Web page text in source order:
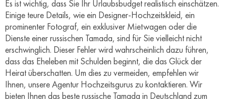
Es ist wichtig, dass Sie Ihr Urlaubsbudget realistisch einschätzen.
Einige teure Details, wie ein Designer-Hochzeitskleid, ein
prominenter Fotograf, ein exklusiver Mietwagen oder die
Dienste einer russischen Tamada, sind für Sie vielleicht nicht
erschwinglich. Dieser Fehler wird wahrscheinlich dazu führen,
dass das Eheleben mit Schulden beginnt, die das Glück der
Heirat überschatten. Um dies zu vermeiden, empfehlen wir
Ihnen, unsere Agentur Hochzeitsgurus zu kontaktieren. Wir
bieten Ihnen das beste russische Tamada in Deutschland zum